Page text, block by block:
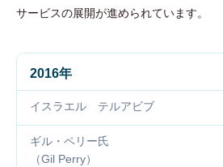
サービスの展開が進められています。
2016年
イスラエル テルアビブ
ギル・ペリー氏
（Gil Perry）